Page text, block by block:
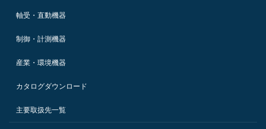
軸受・直動機器
制御・計測機器
産業・環境機器
カタログダウンロード
主要取扱先一覧